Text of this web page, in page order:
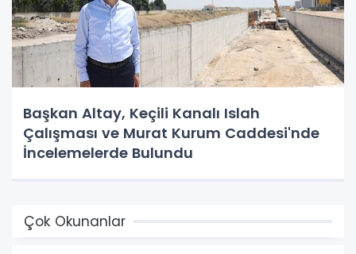
Başkan Altay, Keçili Kanalı Islah
Çalışması ve Murat Kurum Caddesi'nde
İncelemelerde Bulundu
Çok Okunanlar